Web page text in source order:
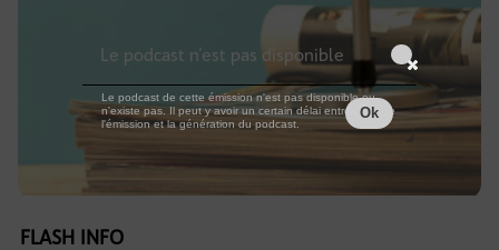
FLASH INFO
Le podcast n'est pas disponible
Le podcast de cette émission n'est pas disponible ou
n'existe pas. Il peut y avoir un certain délai entre la fin de
l'émission et la génération du podcast.
Ok